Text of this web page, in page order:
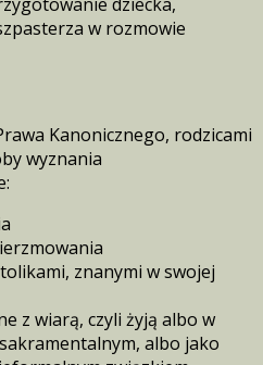
w rozmowie
Kanonicznego, rodzicami
wyznania
znanymi w swojej
z wiarą, czyli żyją albo w
albo jako